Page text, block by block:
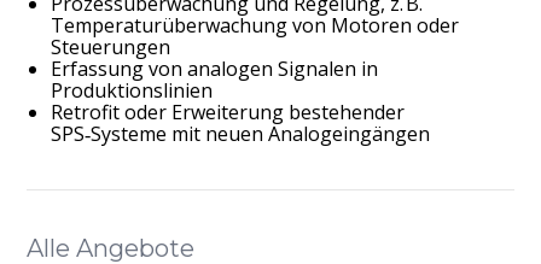
Temperaturüberwachung von Motoren oder
Steuerungen
Erfassung von analogen Signalen in
Produktionslinien
Retrofit oder Erweiterung bestehender
SPS‑Systeme mit neuen Analogeingängen
Alle Angebote